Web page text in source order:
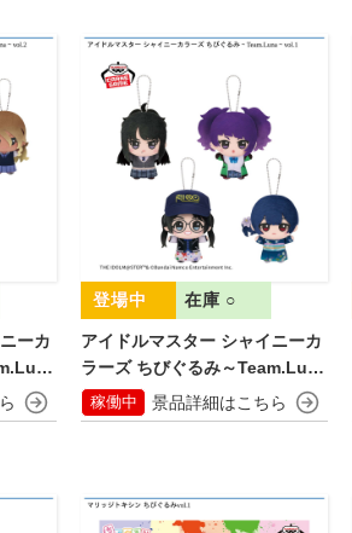
ーカ
アイドルマスター シャイニーカ
ラーズ ちびぐるみ～Team.Luna
～vol.1
在庫 ○
稼働中